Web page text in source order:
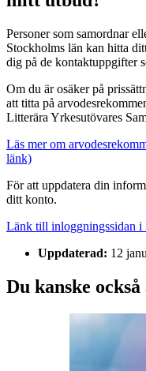
Personer som samordnar
Stockholms län kan hitta
dig på de kontaktuppgifter
Om du är osäker på
att titta på
Litterära Yrkesutövares
Läs mer om
länk)
För att uppdatera din
ditt konto.
Länk till inloggningssidan i
Uppdaterad: 12
Du kanske